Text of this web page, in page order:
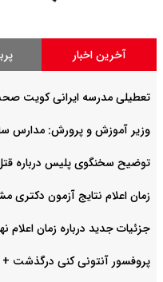
آخرین اخبار
تعطیلی مدرسه ایرانی کویت
وزیر آموزش و پرورش: مدارس
توضیح سخنگوی پلیس درباره
زمان اعلام نتایج آزمون
جزئیات جدید درباره زمان اعلام
پروفسور آنتونی کنی درگذشت +